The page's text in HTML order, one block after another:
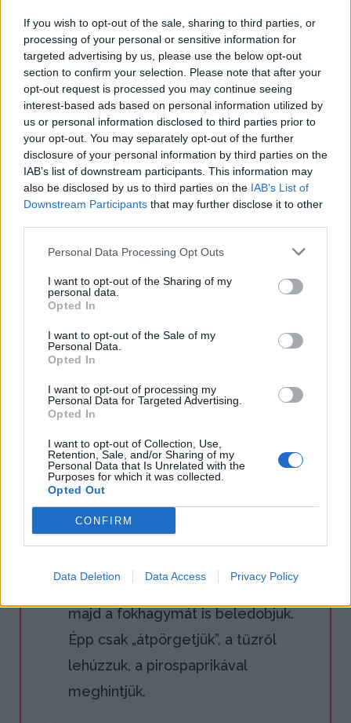
If you wish to opt-out of the sale, sharing to third parties, or
processing of your personal or sensitive information for
targeted advertising by us, please use the below opt-out
section to confirm your selection. Please note that after your
opt-out request is processed you may continue seeing
interest-based ads based on personal information utilized by
us or personal information disclosed to third parties prior to
your opt-out. You may separately opt-out of the further
disclosure of your personal information by third parties on the
IAB’s list of downstream participants. This information may
also be disclosed by us to third parties on the IAB’s List of
Downstream Participants that may further disclose it to other
Personal Data Processing Opt Outs
I want to opt-out of the Sharing of my
personal data.
Opted In
I want to opt-out of the Sale of my
Personal Data.
Opted In
I want to opt-out of processing my
Personal Data for Targeted Advertising.
Opted In
I want to opt-out of Collection, Use,
Retention, Sale, and/or Sharing of my
Personal Data that Is Unrelated with the
Purposes for which it was collected.
Opted Out
CONFIRM
Data Deletion Data Access Privacy Policy
1.
A szalonnát kicsi, a sonkát valamivel
nagyobb kockákra vágjuk. Az oldalast
a csontok mentén négy részre
daraboljuk, a kolbászt lehéjazzuk,
fölszeleteljük. Mindezeket egy
percig pirítjuk.
2.
Ezalatt a hagymát és a fokhagymát
megtisztítjuk, nagyon finomra vágjuk.
szórjuk, 4-5 percig fonnyasztjuk,
majd a fokhagymát is beledobjuk.
Épp csak „átpörgetjük”, a tűzről
lehúzzuk, a pirospaprikával
meghintjük.